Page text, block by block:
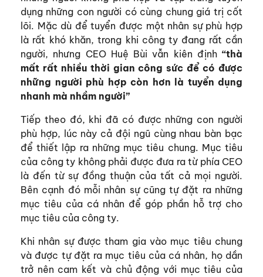
dụng những con người có cùng chung giá trị cốt
lõi. Mặc dù để tuyển được một nhân sự phù hợp
là rất khó khăn, trong khi công ty đang rất cần
người, nhưng CEO Huệ Bùi vẫn kiên định “thà
mất rất nhiều thời gian công sức để có được
những người phù hợp còn hơn là tuyển dụng
nhanh mà nhầm người”
Tiếp theo đó, khi đã có được những con người
phù hợp, lúc này cả đội ngũ cùng nhau bàn bạc
để thiết lập ra những mục tiêu chung. Mục tiêu
của công ty không phải được đưa ra từ phía CEO
là đến từ sự đồng thuận của tất cả mọi người.
Bên cạnh đó mỗi nhân sự cũng tự đặt ra những
mục tiêu của cá nhân để góp phần hỗ trợ cho
mục tiêu của công ty.
Khi nhân sự được tham gia vào mục tiêu chung
và được tự đặt ra mục tiêu của cá nhân, họ dần
trở nên cam kết và chủ động với mục tiêu của